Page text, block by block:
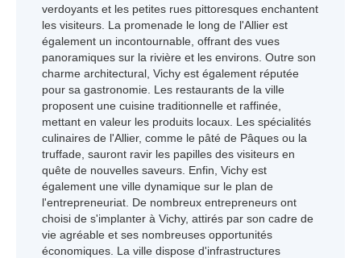
verdoyants et les petites rues pittoresques enchantent
les visiteurs. La promenade le long de l'Allier est
également un incontournable, offrant des vues
panoramiques sur la rivière et les environs. Outre son
charme architectural, Vichy est également réputée
pour sa gastronomie. Les restaurants de la ville
proposent une cuisine traditionnelle et raffinée,
mettant en valeur les produits locaux. Les spécialités
culinaires de l'Allier, comme le pâté de Pâques ou la
truffade, sauront ravir les papilles des visiteurs en
quête de nouvelles saveurs. Enfin, Vichy est
également une ville dynamique sur le plan de
l'entrepreneuriat. De nombreux entrepreneurs ont
choisi de s'implanter à Vichy, attirés par son cadre de
vie agréable et ses nombreuses opportunités
économiques. La ville dispose d'infrastructures